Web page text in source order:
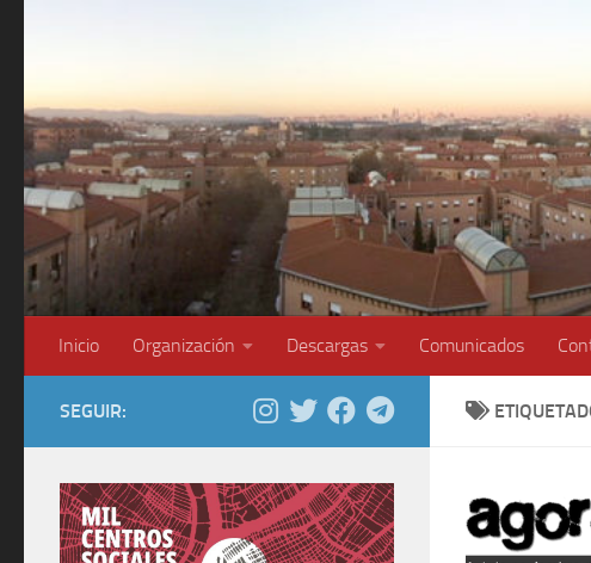
Inicio Organización Descargas Comunicados
SEGUIR: